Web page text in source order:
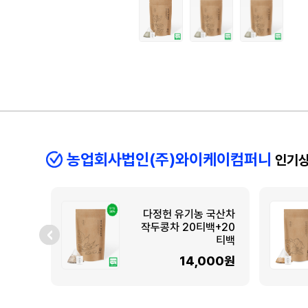
농업회사법인(주)와이케이컴퍼니 인기
다정헌 유기농 국산차
작두콩차 20티백+20
티백
14,000원